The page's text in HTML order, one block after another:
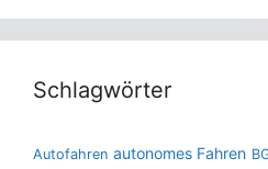
Schlagwörter
Autofahren autonomes Fahren